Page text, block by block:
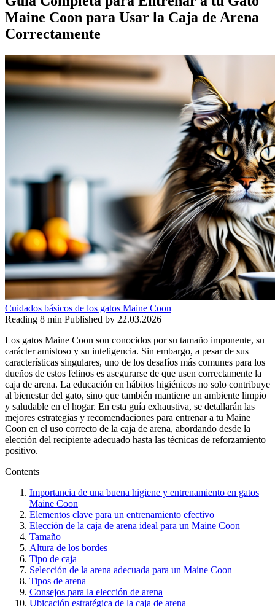
Maine Coon para Usar la Caja de Arena
Correctamente
Cuidados básicos de los gatos Maine Coon
Reading 8 min Published by 22.03.2026
Los gatos Maine Coon son conocidos por su tamaño imponente, su
carácter amistoso y su inteligencia. Sin embargo, a pesar de sus
características singulares, uno de los desafíos más comunes para los
dueños de estos felinos es asegurarse de que usen correctamente la
caja de arena. La educación en hábitos higiénicos no solo contribuye
al bienestar del gato, sino que también mantiene un ambiente limpio
y saludable en el hogar. En esta guía exhaustiva, se detallarán las
mejores estrategias y recomendaciones para entrenar a tu Maine
Coon en el uso correcto de la caja de arena, abordando desde la
elección del recipiente adecuado hasta las técnicas de reforzamiento
positivo.
Contents
Importancia de una buena higiene y entrenamiento en gatos
Maine Coon
Elementos clave para un entrenamiento efectivo
Elección de la caja de arena ideal para un Maine Coon
Tamaño
Altura de los bordes
Tipo de caja
Selección de la arena adecuada para un Maine Coon
Tipos de arena
Consejos para la elección de arena
Ubicación estratégica de la caja de arena